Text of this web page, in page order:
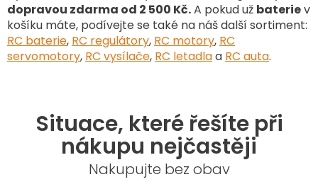
dopravou zdarma od 2 500 Kč.A pokud už bateriev
košíku máte, podívejte se také na náš další sortiment:
RC baterie, RC regulátory, RC motory, RC
servomotory, RC vysílače, RC letadlaa RC auta.
Situace, které řešíte při
nákupu nejčastěji
Nakupujte bez obav